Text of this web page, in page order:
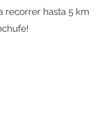
recorrer hasta 5 km